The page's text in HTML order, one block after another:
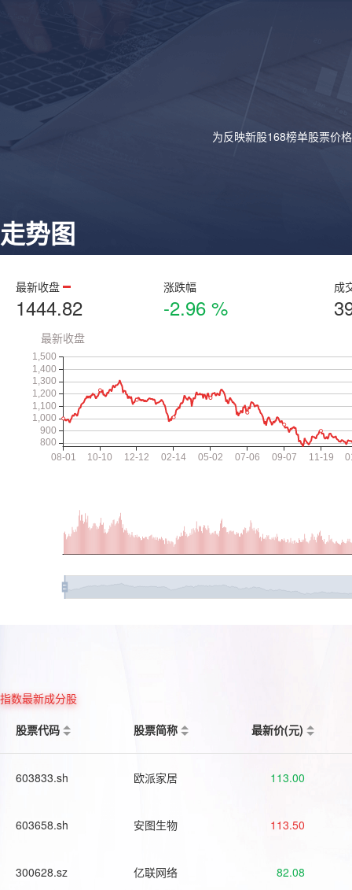
为反映新股168榜单股票价
走势图
最新收盘
1444.82
涨跌幅
-2.96 %
成
指数最新成分股
股票代码
股票简称 最新价(元)
603833.sh 欧派家居 113.00
603658.sh 安图生物 113.50
300628.sz 亿联网络 82.08